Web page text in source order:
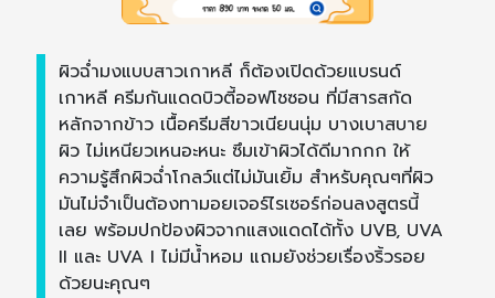
ผิวฉ่ำมงแบบสาวเกาหลี ก็ต้องเปิดด้วยแบรนด์
เกาหลี ครีมกันแดดบิวตี้ออฟโชซอน ที่มีสารสกัด
หลักจากข้าว เนื้อครีมสีขาวเนียนนุ่ม บางเบาสบาย
ผิว ไม่เหนียวเหนอะหนะ ซึมเข้าผิวได้ดีมากกก ให้
ความรู้สึกผิวฉ่ำโกลว์แต่ไม่มันเยิ้ม สำหรับคุณๆที่ผิว
มันไม่จำเป็นต้องทามอยเจอร์ไรเซอร์ก่อนลงสูตรนี้
เลย พร้อมปกป้องผิวจากแสงแดดได้ทั้ง UVB, UVA
II และ UVA I ไม่มีน้ำหอม แถมยังช่วยเรื่องริ้วรอย
ด้วยนะคุณๆ